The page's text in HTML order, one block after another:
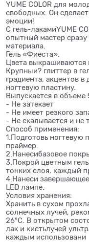
YUME COLOR для
свободных. Он
эмоции!
С гель-лакамиYUME
опытный мастер сразу
материала.
Гель «Фиеста».
Цвета выкрашиваются
Крупныи? глиттер в
градиента, акцентов
ногтевую пластину.
Выпускается в объеме
- Не затекает
- Не имеет резкого
- Не скалывается и не
Способ применения:
1.Подготовь ногтевую
праймер.
2.Нанесибазовое
3.Покрой цветным
тонких слоя, каждый
4.Нанеси
LED лампе.
Условия хранения:
Хранить в сухом
солнечных лучей,
26°С. В открытом
лак и кистьлучей
каждым использовани